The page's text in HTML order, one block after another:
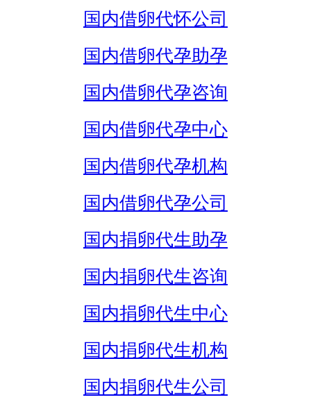
国内借卵代怀公司
国内借卵代孕助孕
国内借卵代孕咨询
国内借卵代孕中心
国内借卵代孕机构
国内借卵代孕公司
国内捐卵代生助孕
国内捐卵代生咨询
国内捐卵代生中心
国内捐卵代生机构
国内捐卵代生公司